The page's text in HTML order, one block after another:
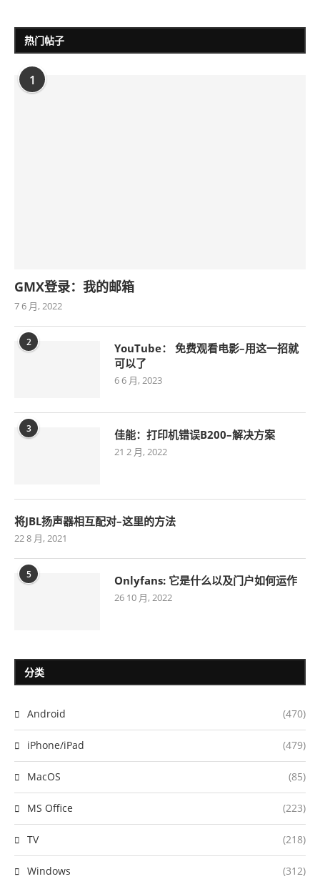
热门帖子
1
GMX登录：我的邮箱
7 6 月, 2022
2
YouTube： 免费观看电影–用这一招就
可以了
6 6 月, 2023
3 佳能：打印机错误B200–解决方案
21 2 月, 2022
将JBL扬声器相互配对–这里的方法
22 8 月, 2021
5 Onlyfans: 它是什么以及门户如何运作
26 10 月, 2022
分类
Android (470)
iPhone/iPad (479)
MacOS (85)
MS Office (223)
TV (218)
Windows (312)